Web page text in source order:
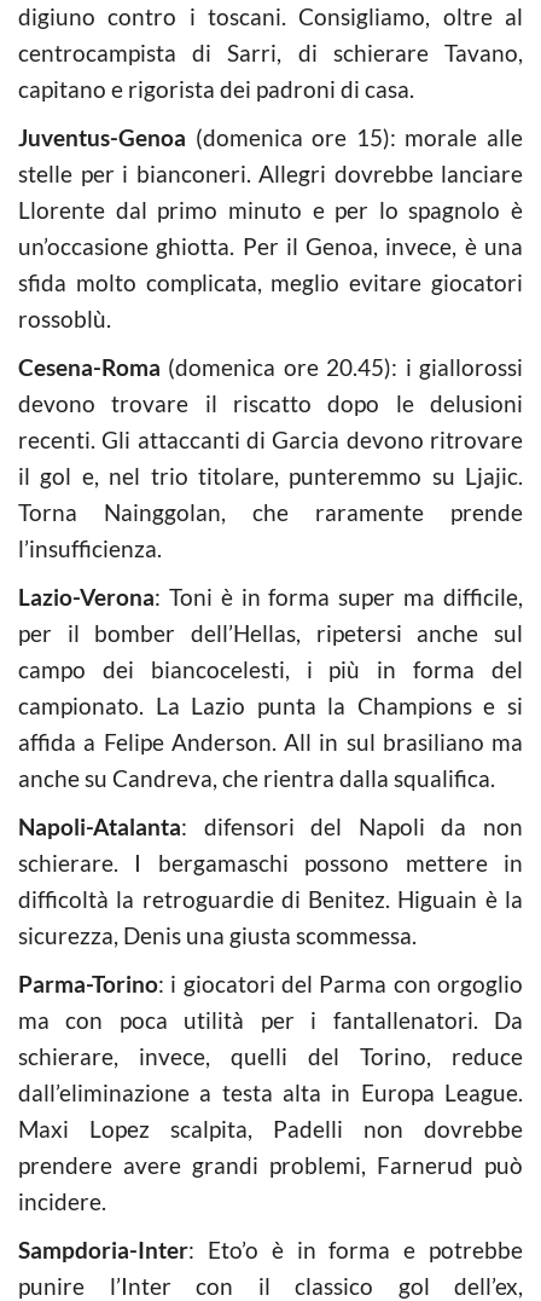
digiuno contro i toscani. Consigliamo, oltre al
centrocampista di Sarri, di schierare Tavano,
capitano e rigorista dei padroni di casa.
Juventus-Genoa (domenica ore 15): morale alle
stelle per i bianconeri. Allegri dovrebbe lanciare
Llorente dal primo minuto e per lo spagnolo è
un’occasione ghiotta. Per il Genoa, invece, è una
sfida molto complicata, meglio evitare giocatori
rossoblù.
Cesena-Roma (domenica ore 20.45): i giallorossi
devono trovare il riscatto dopo le delusioni
recenti. Gli attaccanti di Garcia devono ritrovare
il gol e, nel trio titolare, punteremmo su Ljajic.
Torna Nainggolan, che raramente prende
l’insufficienza.
Lazio-Verona: Toni è in forma super ma difficile,
per il bomber dell’Hellas, ripetersi anche sul
campo dei biancocelesti, i più in forma del
campionato. La Lazio punta la Champions e si
affida a Felipe Anderson. All in sul brasiliano ma
anche su Candreva, che rientra dalla squalifica.
Napoli-Atalanta: difensori del Napoli da non
schierare. I bergamaschi possono mettere in
difficoltà la retroguardie di Benitez. Higuain è la
sicurezza, Denis una giusta scommessa.
Parma-Torino: i giocatori del Parma con orgoglio
ma con poca utilità per i fantallenatori. Da
schierare, invece, quelli del Torino, reduce
dall’eliminazione a testa alta in Europa League.
Maxi Lopez scalpita, Padelli non dovrebbe
prendere avere grandi problemi, Farnerud può
incidere.
Sampdoria-Inter: Eto’o è in forma e potrebbe
punire l’Inter con il classico gol dell’ex,